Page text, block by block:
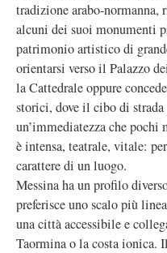
tradizione arabo-
alcuni dei suoi monumenti
patrimonio artistico di
orientarsi verso il Palazzo
la Cattedrale oppure
storici, dove il cibo di
un’immediatezza che pochi
è intensa, teatrale, vitale:
carattere di un luogo.
Messina ha un profilo
preferisce uno scalo più
una città accessibile e
Taormina o la costa ionica.